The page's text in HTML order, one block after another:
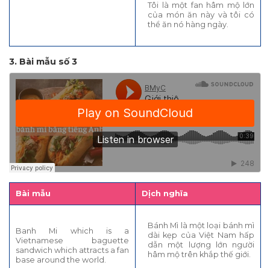
Tôi là một fan hâm mộ lớn
của món ăn này và tôi có
thể ăn nó hàng ngày.
3. Bài mẫu số 3
Bài mẫu Dịch nghĩa
Banh Mi which is a
Vietnamese baguette
sandwich which attracts a fan
base around the world.
Bánh Mì là một loại bánh mì
dài kẹp của Việt Nam hấp
dẫn một lượng lớn người
hâm mộ trên khắp thế giới.